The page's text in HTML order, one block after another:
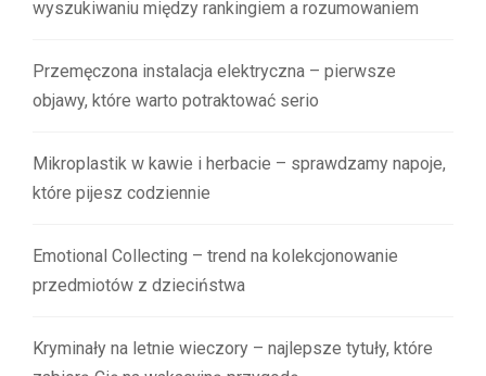
wyszukiwaniu między rankingiem a rozumowaniem
Przemęczona instalacja elektryczna – pierwsze
objawy, które warto potraktować serio
Mikroplastik w kawie i herbacie – sprawdzamy napoje,
które pijesz codziennie
Emotional Collecting – trend na kolekcjonowanie
przedmiotów z dzieciństwa
Kryminały na letnie wieczory – najlepsze tytuły, które